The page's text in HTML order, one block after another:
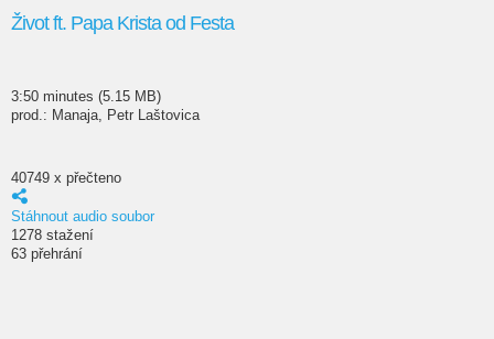
Život ft. Papa Krista od Festa
3:50 minutes (5.15 MB)
prod.: Manaja, Petr Laštovica
40749 x přečteno
Stáhnout audio soubor
1278 stažení
63 přehrání